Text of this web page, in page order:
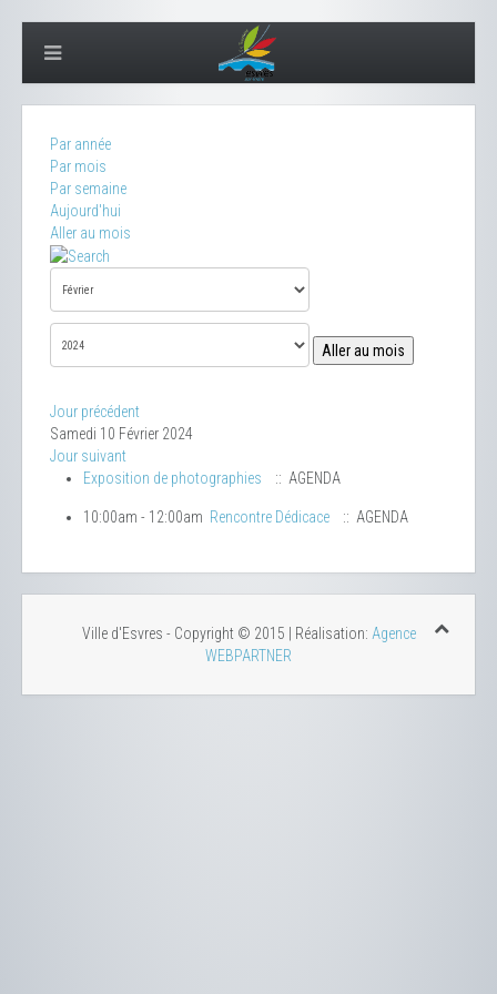
Par année
Par mois
Par semaine
Aujourd'hui
Aller au mois
Aller au mois
Jour précédent
Samedi 10 Février 2024
Jour suivant
Exposition de photographies
:: AGENDA
10:00am - 12:00am Rencontre Dédicace :: AGENDA
Ville d'Esvres - Copyright © 2015 | Réalisation: Agence
WEBPARTNER